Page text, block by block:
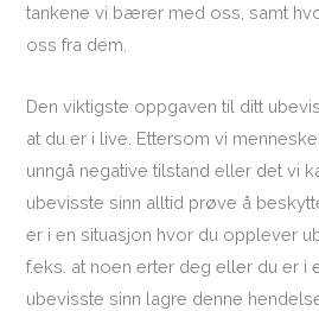
tankene vi bærer med oss, samt
oss fra dem.
Den viktigste oppgaven til ditt
at du er i live. Ettersom vi
unngå negative tilstand eller det vi
ubevisste sinn alltid prøve å
er i en situasjon hvor du opplever
f.eks. at noen erter deg eller du er i
ubevisste sinn lagre denne